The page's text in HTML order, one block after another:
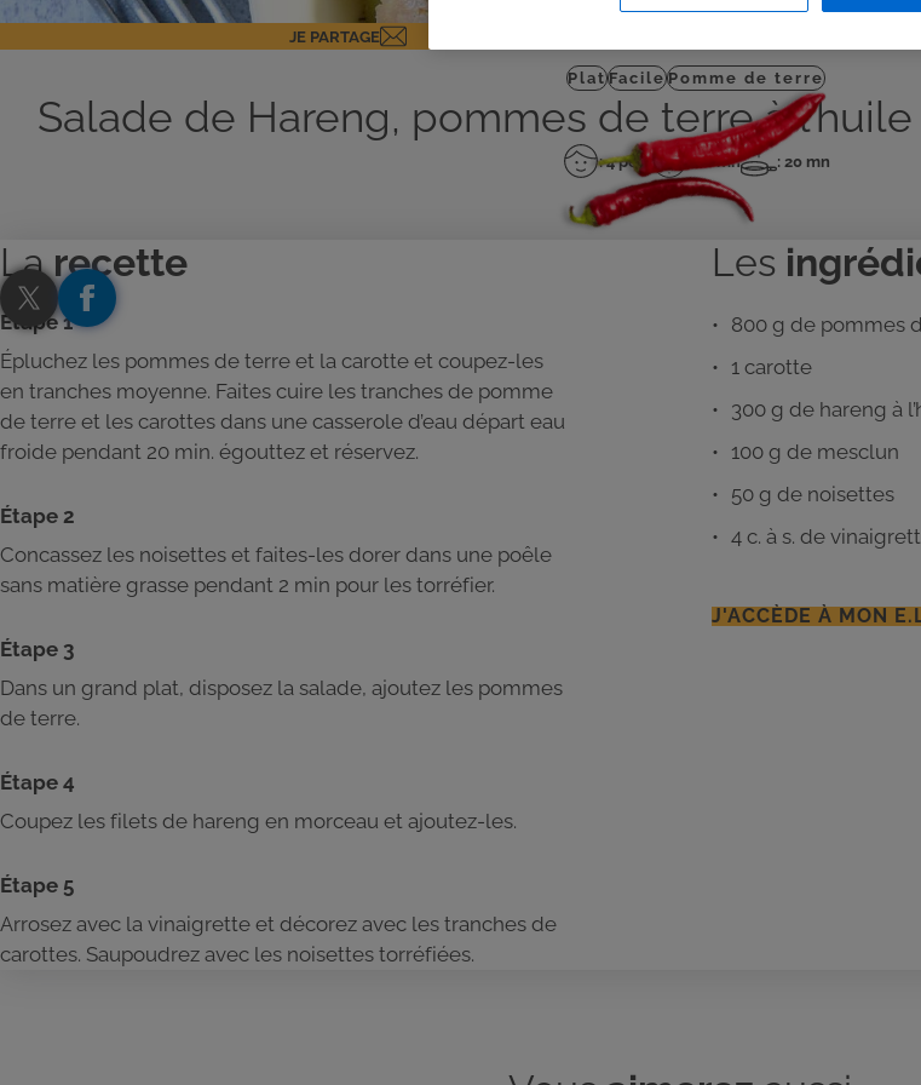
JE PARTAGE
PlatFacilePomme de terre
Salade de Hareng, pommes de terre à
Nombre
personnes
: 4 pers
Temps
de
: 20 mn
Temps
de
cuisson
: 20 mn
Larecette
Étape 1
Épluchez les pommes de terre et la carotte et coupez-les
en tranches moyenne. Faites cuire les tranches de pomme
de terre et les carottes dans une casserole d’eau départ eau
froide pendant 20 min. égouttez et réservez.
Étape 2
Concassez les noisettes et faites-les dorer dans une poêle
sans matière grasse pendant 2 min pour les torréfier.
Étape 3
Dans un grand plat, disposez la salade, ajoutez les pommes
de terre.
Étape 4
Coupez les filets de hareng en morceau et ajoutez-les.
Étape 5
Arrosez avec la vinaigrette et décorez avec les tranches de
carottes. Saupoudrez avec les noisettes torréfiées.
Les
800 g de pommes
1 carotte
300 g de hareng à
100 g de mesclun
50 g de noisettes
4 c. à s. de
J'ACCÈDE À MON